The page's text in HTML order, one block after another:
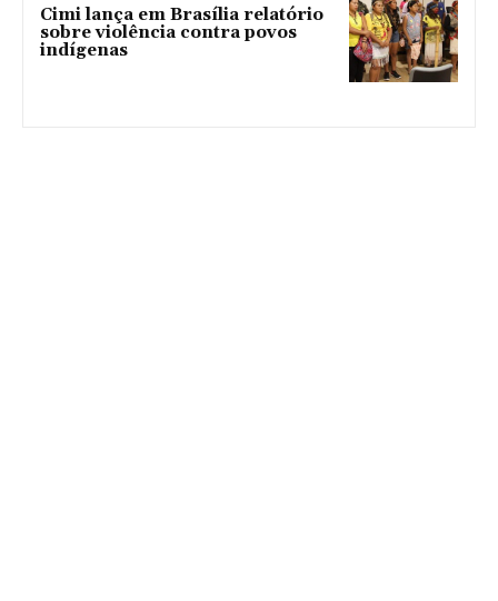
Cimi lança em Brasília relatório
sobre violência contra povos
indígenas